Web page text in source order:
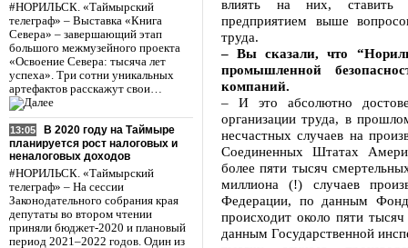
#НОРИЛЬСК. «Таймырский
телеграф» – Выставка «Книга
Севера» – завершающий этап
большого межмузейного проекта
«Освоение Севера: тысяча лет
успеха». Три сотни уникальных
артефактов расскажут свои…
13:05
В 2020 году на Таймыре
планируется рост налоговых и
неналоговых доходов
#НОРИЛЬСК. «Таймырский
телеграф» – На сессии
Законодательного собрания края
депутаты во втором чтении
приняли бюджет-2020 и плановый
период 2021–2022 годов. Один из
влиять на них, ставить
предприятием выше
труда.
– Вы сказали, что
промышленной
компаний.
– И это абсолютно
организации труда, в
несчастных случаев на
Соединенных Штатах
более пяти тысяч
миллиона (!) случаев
Федерации, по данным
происходит около пяти
данным Государственной